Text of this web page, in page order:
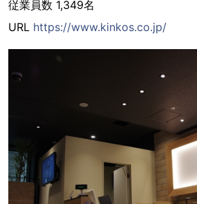
従業員数 1,349名
URL https://www.kinkos.co.jp/